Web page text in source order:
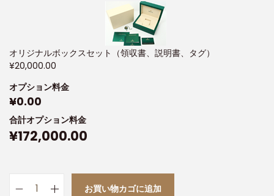
オリジナルボックスセット（領収書、説明書、タグ）
¥20,000.00
オプション料金
¥0.00
合計オプション料金
¥172,000.00
お買い物カゴに追加